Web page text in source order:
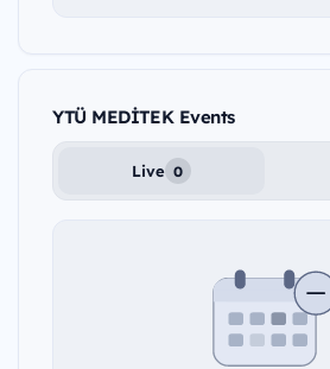
YTÜ MEDİTEK Events
Live 0